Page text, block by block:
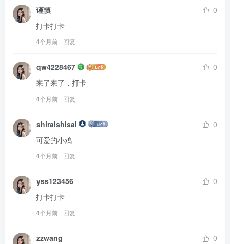
谨慎
0
打卡打卡
4个月前 回复
qw4228467
0
来了来了，打卡
4个月前 回复
shiraishisai
0
可爱的小鸡
4个月前 回复
yss123456
0
打卡打卡
4个月前 回复
zzwang
0